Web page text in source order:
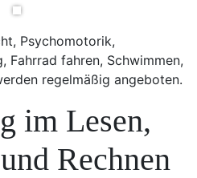
Psychomotorik,
Fahrrad fahren, Schwimmen,
regelmäßig angeboten.
im Lesen,
Rechnen